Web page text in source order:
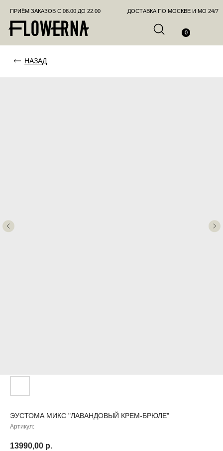
ПРИЁМ ЗАКАЗОВ С 08.00 ДО 22.00
ЭУСТОМА МИКС "ЛАВАНДОВЫЙ КРЕМ-БРЮЛЕ"
Артикул:
13990,00 р.